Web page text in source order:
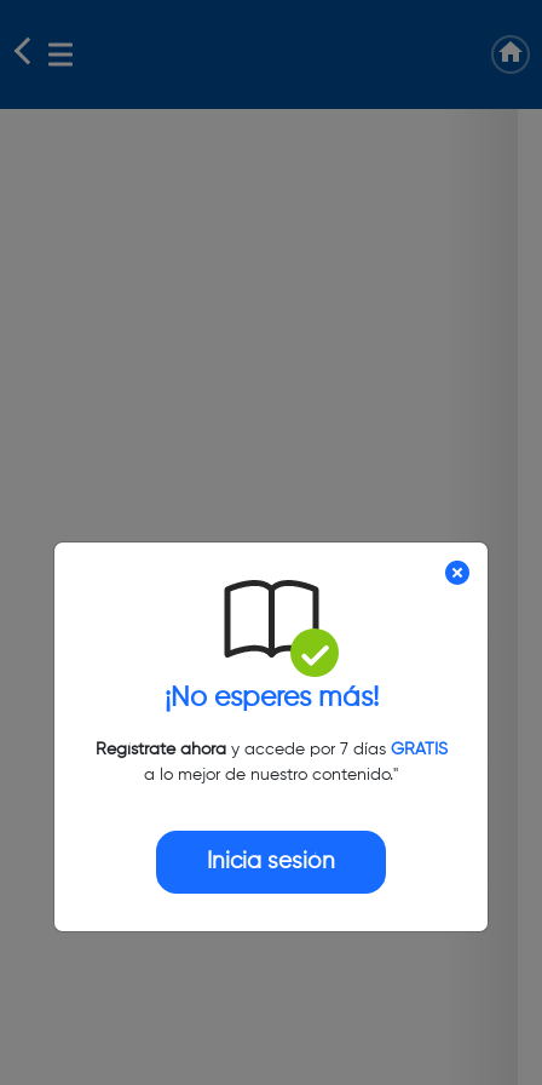
¡No esperes más!
Regístrate ahoray accede por 7 días GRATIS
a lo mejor de nuestro contenido."
Inicia sesión